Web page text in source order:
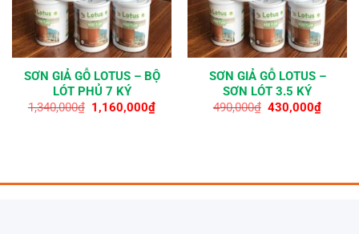
SƠN GIẢ GỖ LOTUS – BỘ
LÓT PHỦ 7 KÝ
1,340,000₫ Giá
gốc
1,160,000₫Giá
SƠN GIẢ GỖ LOTUS –
SƠN LÓT 3.5 KÝ
490,000₫ Giá
430,000₫Giá